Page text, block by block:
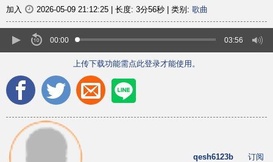
加入 2026-05-09 21:12:25 长度: 3分56秒 类别: 歌曲
00:00 03:56
上传下载功能需点此登录才能使用。
qesh6123b 订阅
编辑
正體
©2021 甜瓜365 Melon365 Melon365.com